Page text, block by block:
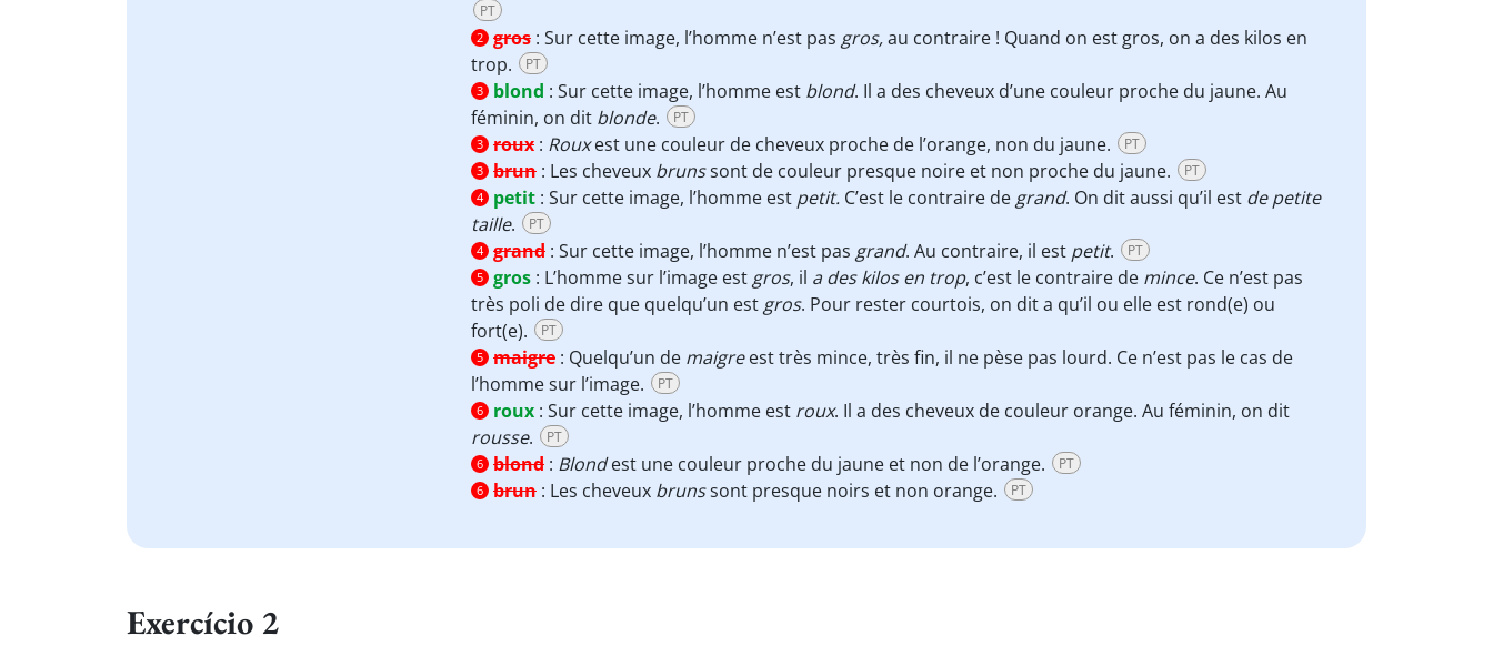
PT
2 gros : Sur cette image, l’homme n’est pas gros,au contraire ! Quand on est gros, on a des kilos en
trop.
PT
3 blond : Sur cette image, l’homme est blond. Il a des cheveux d’une couleur proche du jaune. Au
féminin, on dit blonde. PT
3 roux : Rouxest une couleur de cheveux proche de l’orange, non du jaune. PT
3 brun : Les cheveux brunssont de couleur presque noire et non proche du jaune. PT
4 petit : Sur cette image, l’homme est petit. C’est le contraire de grand. On dit aussi qu’il est de petite
taille. PT
4 grand : Sur cette image, l’homme n’est pas grand. Au contraire, il est petit. PT
5 gros : L’homme sur l’image est gros, il a des kilos en trop, c’est le contraire de mince. Ce n’est pas
très poli de dire que quelqu’un est gros. Pour rester courtois, on dit a qu’il ou elle est rond(e) ou
fort(e).
PT
5 maigre : Quelqu’un de maigreest très mince, très fin, il ne pèse pas lourd. Ce n’est pas le cas de
l’homme sur l’image.
PT
6 roux : Sur cette image, l’homme est roux. Il a des cheveux de couleur orange. Au féminin, on dit
rousse. PT
6 blond : Blondest une couleur proche du jaune et non de l’orange. PT
6 brun : Les cheveux brunssont presque noirs et non orange. PT
Exercício 2